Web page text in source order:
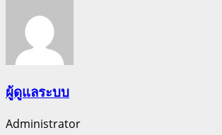
ผู้ดูแลระบบ
Administrator